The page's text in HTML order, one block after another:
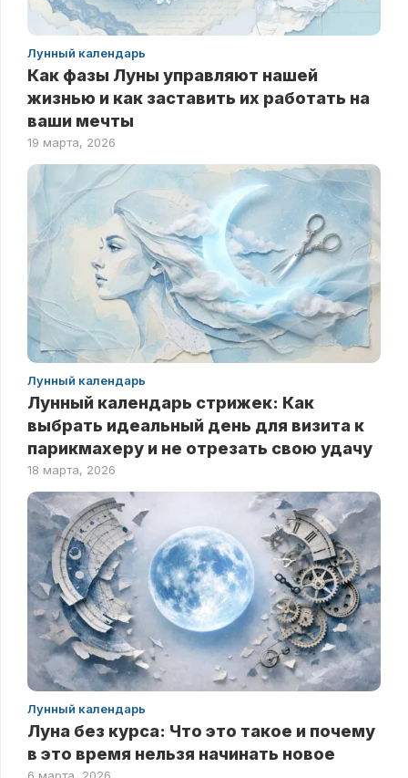
Лунный календарь
Как фазы Луны управляют нашей
жизнью и как заставить их работать на
ваши мечты
19 марта, 2026
Лунный календарь
Лунный календарь стрижек: Как
выбрать идеальный день для визита к
парикмахеру и не отрезать свою удачу
18 марта, 2026
Лунный календарь
Луна без курса: Что это такое и почему
в это время нельзя начинать новое